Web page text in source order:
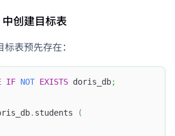
创建目标表
表预先存在：
IF NOT EXISTS doris_db;
. students
(